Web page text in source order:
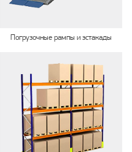
Погрузочные рампы и эстакады